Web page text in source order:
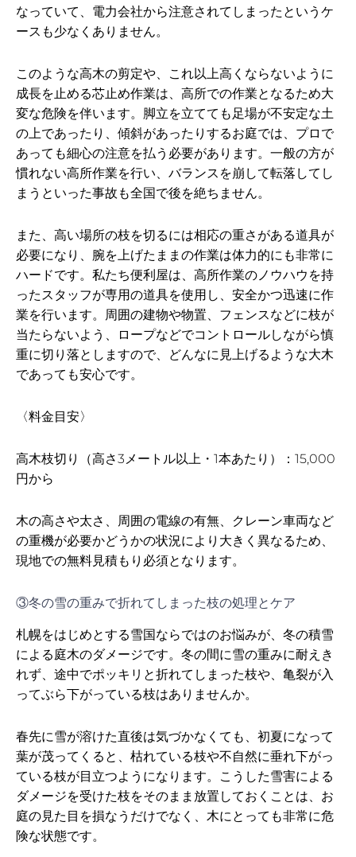
なっていて、電力会社から注意されてしまったというケ
ースも少なくありません。
このような高木の剪定や、これ以上高くならないように
成長を止める芯止め作業は、高所での作業となるため大
変な危険を伴います。脚立を立てても足場が不安定な土
の上であったり、傾斜があったりするお庭では、プロで
あっても細心の注意を払う必要があります。一般の方が
慣れない高所作業を行い、バランスを崩して転落してし
まうといった事故も全国で後を絶ちません。
また、高い場所の枝を切るには相応の重さがある道具が
必要になり、腕を上げたままの作業は体力的にも非常に
ハードです。私たち便利屋は、高所作業のノウハウを持
ったスタッフが専用の道具を使用し、安全かつ迅速に作
業を行います。周囲の建物や物置、フェンスなどに枝が
当たらないよう、ロープなどでコントロールしながら慎
重に切り落としますので、どんなに見上げるような大木
であっても安心です。
〈料金目安〉
高木枝切り（高さ3メートル以上・1本あたり）：15,000
円から
木の高さや太さ、周囲の電線の有無、クレーン車両など
の重機が必要かどうかの状況により大きく異なるため、
現地での無料見積もり必須となります。
③冬の雪の重みで折れてしまった枝の処理とケア
札幌をはじめとする雪国ならではのお悩みが、冬の積雪
による庭木のダメージです。冬の間に雪の重みに耐えき
れず、途中でポッキリと折れてしまった枝や、亀裂が入
ってぶら下がっている枝はありませんか。
春先に雪が溶けた直後は気づかなくても、初夏になって
葉が茂ってくると、枯れている枝や不自然に垂れ下がっ
ている枝が目立つようになります。こうした雪害による
ダメージを受けた枝をそのまま放置しておくことは、お
庭の見た目を損なうだけでなく、木にとっても非常に危
険な状態です。